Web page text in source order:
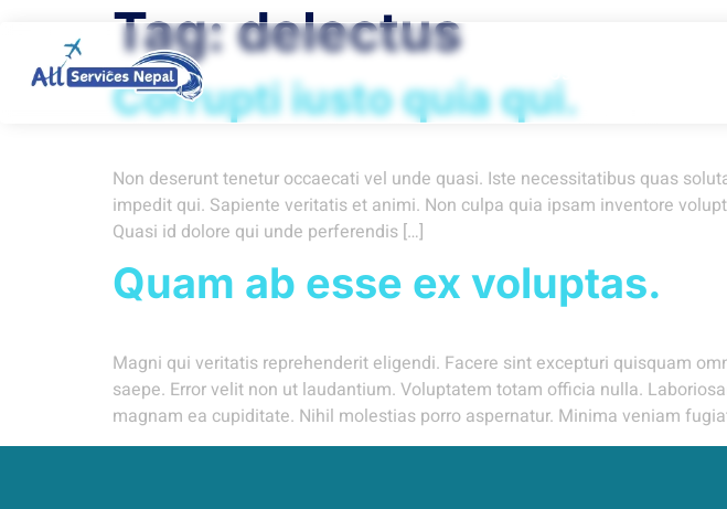
Tag:delectus
Corrupti iusto quia qui.
Non deserunt tenetur occaecati vel unde quasi. Iste necessitatibus quas
impedit qui. Sapiente veritatis et animi. Non culpa quia ipsam inventore
Quasi id dolore qui unde perferendis […]
Quam ab esse ex voluptas.
Magni qui veritatis reprehenderit eligendi. Facere sint excepturi quisquam
saepe. Error velit non ut laudantium. Voluptatem totam officia nulla.
magnam ea cupiditate. Nihil molestias porro aspernatur. Minima veniam